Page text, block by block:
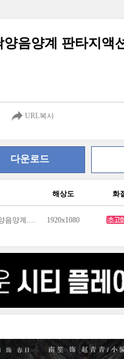
음양계 판타지액
URL복사
다운로드
해상도 화
무협액션판타지. 아수라왕의강임. 풍기낙양음양계. 초고화질.mp4 1920x1080